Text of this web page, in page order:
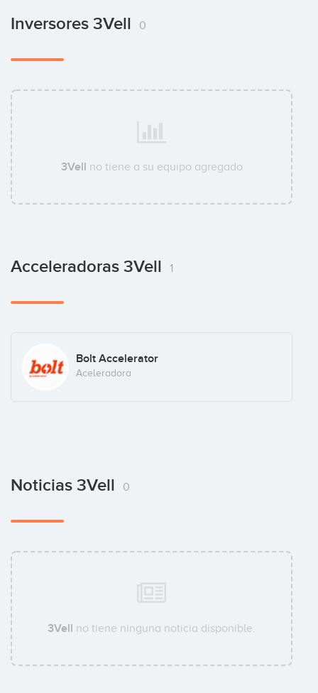
Inversores 3Vell 0
3Vell no tiene a su equipo agregado
Acceleradoras 3Vell 1
Bolt Accelerator
Aceleradora
Noticias 3Vell 0
3Vell no tiene ninguna noticia disponible.